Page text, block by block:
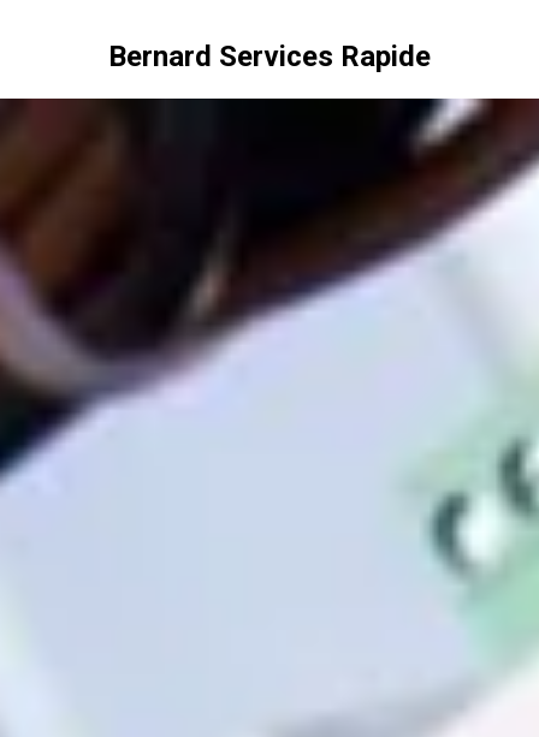
Bernard Services Rapide